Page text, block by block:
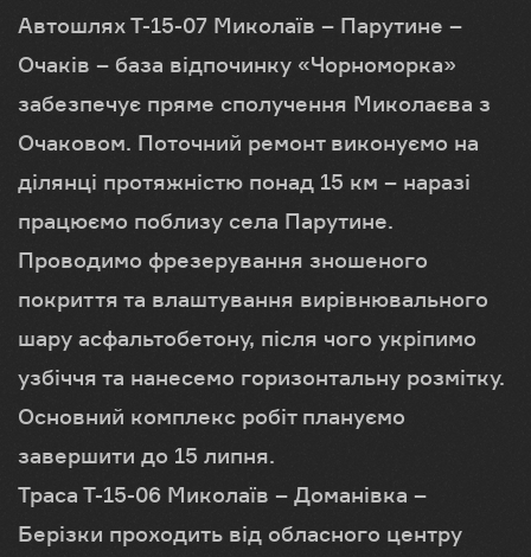
Автошлях Т-15-07 Миколаїв – Парутине –
Очаків – база відпочинку «Чорноморка»
забезпечує пряме сполучення Миколаєва з
Очаковом. Поточний ремонт виконуємо на
ділянці протяжністю понад 15 км – наразі
працюємо поблизу села Парутине.
Проводимо фрезерування зношеного
покриття та влаштування вирівнювального
шару асфальтобетону, після чого укріпимо
узбіччя та нанесемо горизонтальну розмітку.
Основний комплекс робіт плануємо
завершити до 15 липня.
Траса Т-15-06 Миколаїв – Доманівка –
Берізки проходить від обласного центру